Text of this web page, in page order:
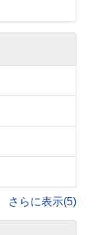
さらに表示(5)